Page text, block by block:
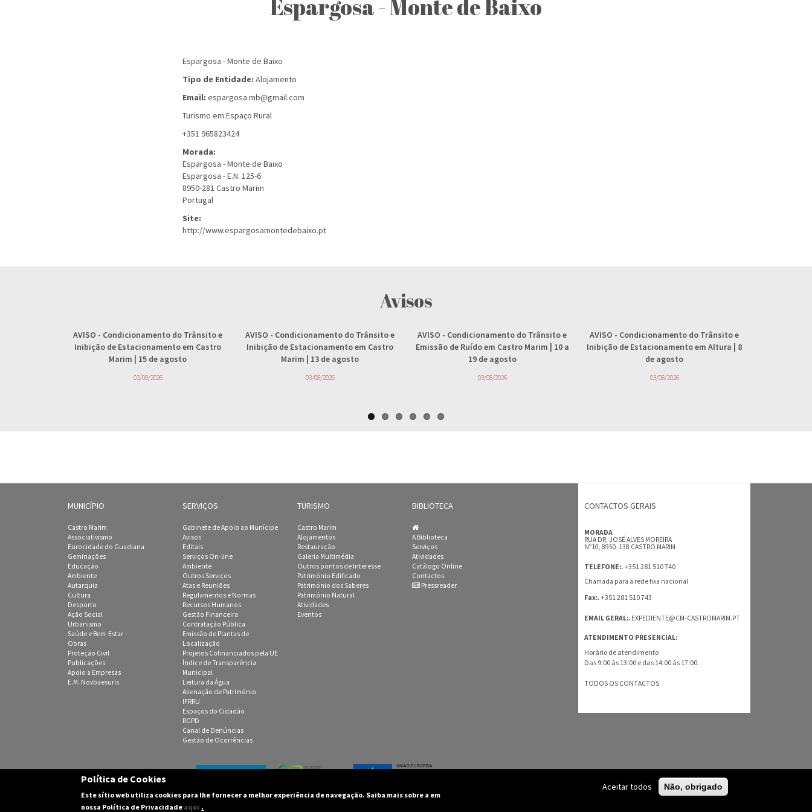
Espargosa - Monte de Baixo
Espargosa - Monte de Baixo
Tipo de Entidade: Alojamento
Email: espargosa.mb@gmail.com
Turismo em Espaço Rural
+351 965823424
Morada:
Espargosa - Monte de Baixo
Espargosa - E.N. 125-6
8950-281 Castro Marim
Portugal
Site:
http://www.espargosamontedebaixo.pt
Avisos
AVISO - Condicionamento do Trânsito e
Inibição de Estacionamento em Castro
Marim | 15 de agosto
03/08/2026
AVISO - Condicionamento do Trânsito e
Inibição de Estacionamento em Castro
Marim | 13 de agosto
03/08/2026
AVISO - Condicionamento do Trânsito e
Emissão de Ruído em Castro Marim | 10 a
19 de agosto
03/08/2026
AVISO - Condicionamento do Trânsito e
Inibição de Estacionamento em Altura | 8
de agosto
03/08/2026
MUNICÍPIO
Castro Marim
Associativismo
Eurocidade do Guadiana
Geminações
Educação
Ambiente
Autarquia
Cultura
Desporto
Ação Social
Urbanismo
Saúde e Bem-Estar
Obras
Proteção Civil
Publicações
Apoio a Empresas
E.M. Novbaesuris
SERVIÇOS
Gabinete de Apoio ao Munícipe
Avisos
Editais
Serviços On-line
Ambiente
Outros Serviços
Atas e Reuniões
Regulamentos e Normas
Recursos Humanos
Gestão Financeira
Contratação Pública
Emissão de Plantas de
Localização
Projetos Cofinanciados pela UE
Índice de Transparência
Municipal
Leitura da Água
Alienação de Património
IFRRU
Espaços do Cidadão
RGPD
Canal de Denúncias
Gestão de Ocorrências
TURISMO
Castro Marim
Alojamentos
Restauração
Galeria Multimédia
Outros pontos de Interesse
Património Edificado
Património dos Saberes
Património Natural
Atividades
Eventos
BIBLIOTECA
A Biblioteca
Serviços
Atividades
Catálogo Online
Contactos
Pressreader
CONTACTOS GERAIS
MORADA
RUA DR. JOSÉ ALVES MOREIRA
Nº10, 8950-138 CASTRO MARIM
TELEFONE:.+351 281 510 740
Chamada para a rede fixa nacional
Fax:.+351 281 510 743
EMAIL GERAL:. EXPEDIENTE@CM-CASTROMARIM.PT
ATENDIMENTO PRESENCIAL:
Horário de atendimento
Das 9:00 às 13:00 e das 14:00 às 17:00.
TODOS OS CONTACTOS
(C) 2003-2016 Câmara Municipal de Castro Marim - Todos os direitos reservados
Política de Cookies
Este sítio web utiliza cookies para lhe fornecer a melhor experiência de navegação. Saiba mais sobre a em
nossa Política de Privacidade aqui .
Aceitar todos Não, obrigado